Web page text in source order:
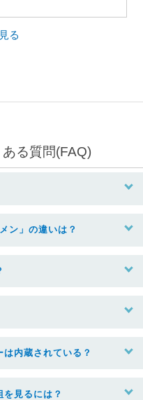
る
る質問(FAQ)
ン」の違いは？
内蔵されている？
見るには？